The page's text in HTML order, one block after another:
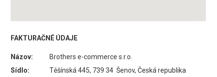
FAKTURAČNÉ ÚDAJE
Názov:
Brothers e-commerce s.r.o.
Sídlo:
Těšínská 445, 739 34 Šenov, Česká republika